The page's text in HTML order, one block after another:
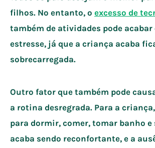
filhos. No entanto, o excesso de
também de atividades pode acabar
estresse, já que a criança acaba
sobrecarregada.
Outro fator que também pode
a rotina desregrada. Para a
para dormir, comer, tomar banho
acaba sendo reconfortante, e a